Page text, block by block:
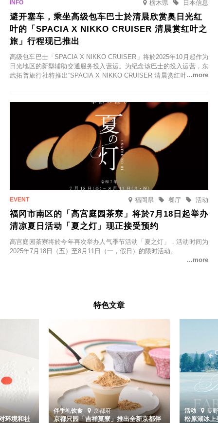
栃木県 日本信息
避开塞车，乘坐高级包车巴士於清晨欣赏奥日光红
叶的「SPACIA X NIKKO CRUISER 清晨赏红叶之
旅」行程现已推出
高级包车巴士「SPACIA X NIKKO CRUISER」将於2025年10月起作为
日光地区的新型辅助交通服务投入营运。为纪念该巴士的投入运营，东
武拓普旅行社特推出“SPACIA X NIKKO CRUISER 清晨赏红叶之旅”，
福岡県 活动
餐厅
福冈市南区的「高宫庭园茶寮」将於7月18日起举办
清凉夏日活动「夏之灯」现正接受预约
高宫庭园茶寮将於今年再次举办人气季节活动「夏之灯」，活动时间为
2025年7月18日（五）至8月11日（一，假日）的限时活动。
特色文章
环境和社
伴手礼饮食 京都府
京都只园「吉祥菓寮」推出全新京都伴
活动 長
松原湖冰